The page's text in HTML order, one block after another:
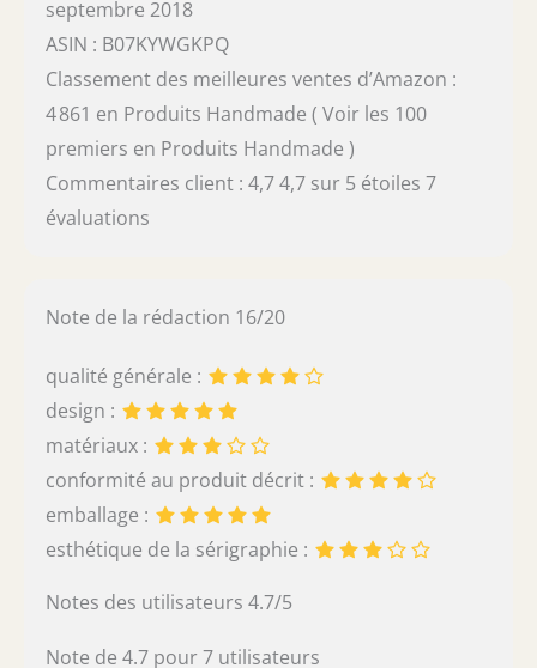
septembre 2018
ASIN : B07KYWGKPQ
Classement des meilleures ventes d’Amazon :
4 861 en Produits Handmade ( Voir les 100
premiers en Produits Handmade )
Commentaires client : 4,7 4,7 sur 5 étoiles 7
évaluations
Note de la rédaction 16/20
qualité générale :
design :
matériaux :
conformité au produit décrit :
emballage :
esthétique de la sérigraphie :
Notes des utilisateurs 4.7/5
Note de 4.7 pour 7 utilisateurs